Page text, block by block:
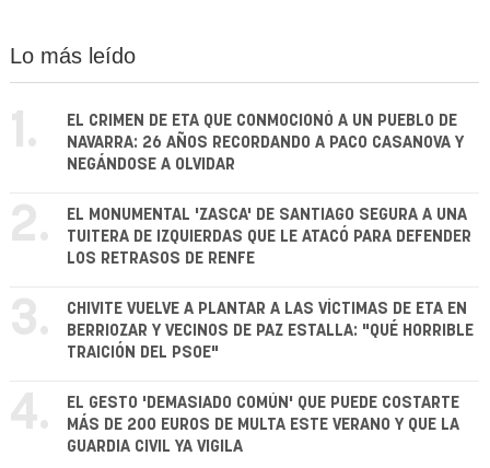
Lo más leído
1.
EL CRIMEN DE ETA QUE CONMOCIONÓ A UN PUEBLO DE
NAVARRA: 26 AÑOS RECORDANDO A PACO CASANOVA Y
NEGÁNDOSE A OLVIDAR
2.
EL MONUMENTAL 'ZASCA' DE SANTIAGO SEGURA A UNA
TUITERA DE IZQUIERDAS QUE LE ATACÓ PARA DEFENDER
LOS RETRASOS DE RENFE
3.
CHIVITE VUELVE A PLANTAR A LAS VÍCTIMAS DE ETA EN
BERRIOZAR Y VECINOS DE PAZ ESTALLA: "QUÉ HORRIBLE
TRAICIÓN DEL PSOE"
4.
EL GESTO 'DEMASIADO COMÚN' QUE PUEDE COSTARTE
MÁS DE 200 EUROS DE MULTA ESTE VERANO Y QUE LA
GUARDIA CIVIL YA VIGILA